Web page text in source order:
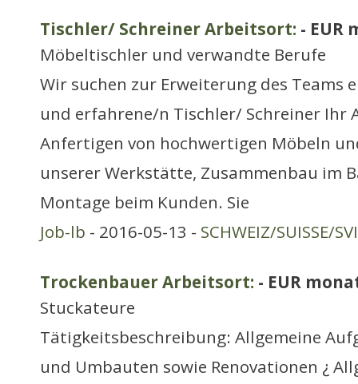
Tischler/ Schreiner Arbeitsort: - EUR
Möbeltischler und verwandte Berufe
Wir suchen zur Erweiterung des Teams
und erfahrene/n Tischler/ Schreiner Ihr
Anfertigen von hochwertigen Möbeln
unserer Werkstätte, Zusammenbau im
Montage beim Kunden. Sie
Job-lb - 2016-05-13 - SCHWEIZ/SUISSE/
Trockenbauer Arbeitsort: - EUR
Stuckateure
Tätigkeitsbeschreibung: Allgemeine
und Umbauten sowie Renovationen ¿